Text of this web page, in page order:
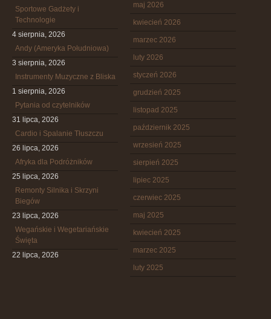
Sportowe Gadżety i
Technologie
4 sierpnia, 2026
Andy (Ameryka Południowa)
3 sierpnia, 2026
Instrumenty Muzyczne z Bliska
1 sierpnia, 2026
Pytania od czytelników
31 lipca, 2026
Cardio i Spalanie Tłuszczu
26 lipca, 2026
Afryka dla Podróżników
25 lipca, 2026
Remonty Silnika i Skrzyni
Biegów
23 lipca, 2026
Wegańskie i Wegetariańskie
Święta
22 lipca, 2026
maj 2026
kwiecień 2026
marzec 2026
luty 2026
styczeń 2026
grudzień 2025
listopad 2025
październik 2025
wrzesień 2025
sierpień 2025
lipiec 2025
czerwiec 2025
maj 2025
kwiecień 2025
marzec 2025
luty 2025